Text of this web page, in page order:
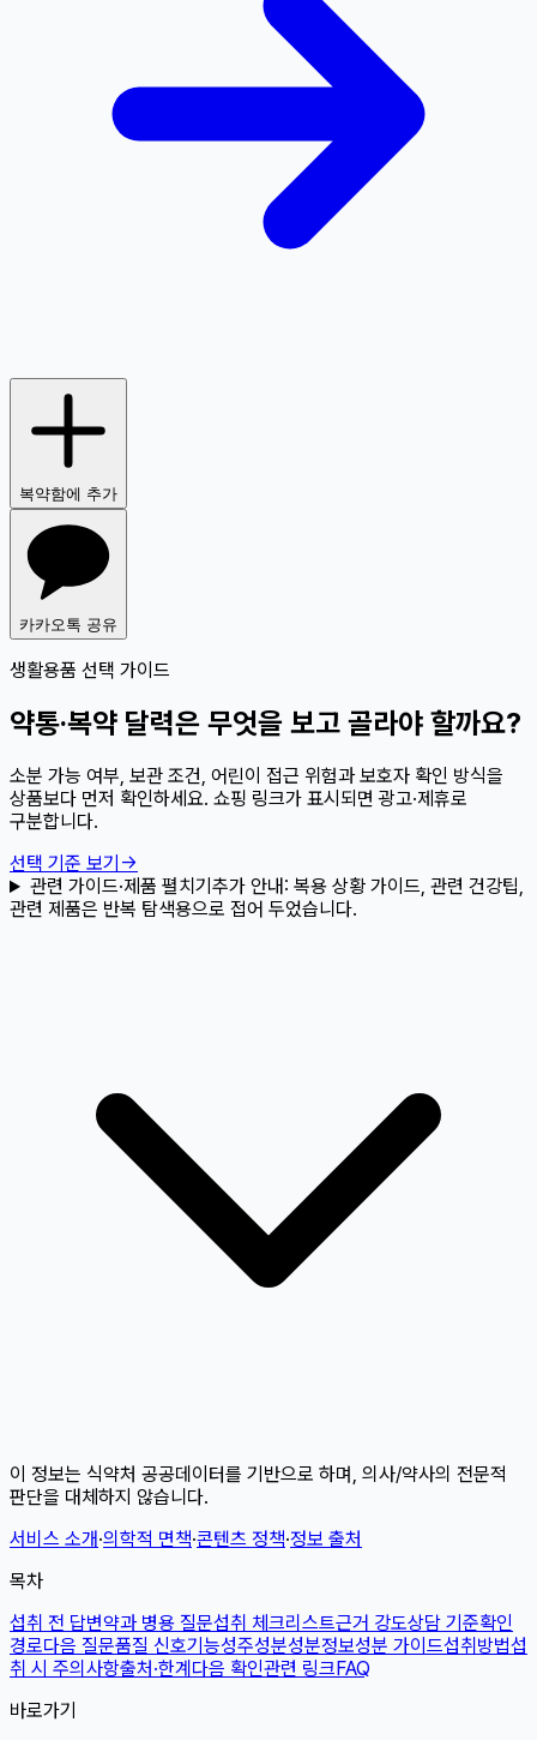
복약함에 추가
카카오톡 공유
생활용품 선택 가이드
약통·복약 달력은 무엇을 보고 골라야 할까요?
소분 가능 여부, 보관 조건, 어린이 접근 위험과 보호자 확인 방식을
상품보다 먼저 확인하세요. 쇼핑 링크가 표시되면 광고·제휴로
구분합니다.
선택 기준 보기 →
관련 가이드·제품 펼치기추가 안내: 복용 상황 가이드, 관련 건강팁,
관련 제품은 반복 탐색용으로 접어 두었습니다.
이 정보는 식약처 공공데이터를 기반으로 하며, 의사/약사의 전문적
판단을 대체하지 않습니다.
서비스 소개·의학적 면책·콘텐츠 정책·정보 출처
목차
섭취 전 답변약과 병용 질문섭취 체크리스트근거 강도상담 기준확인
경로다음 질문품질 신호기능성주성분성분정보성분 가이드섭취방법섭
취 시 주의사항출처·한계다음 확인관련 링크FAQ
바로가기